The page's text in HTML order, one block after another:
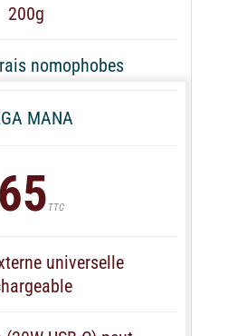
200g
nomophobes
MANA
TTC
universelle